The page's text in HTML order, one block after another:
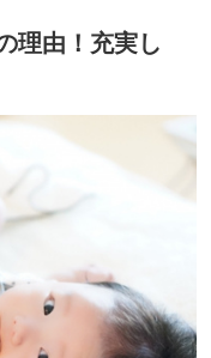
理由！充実し